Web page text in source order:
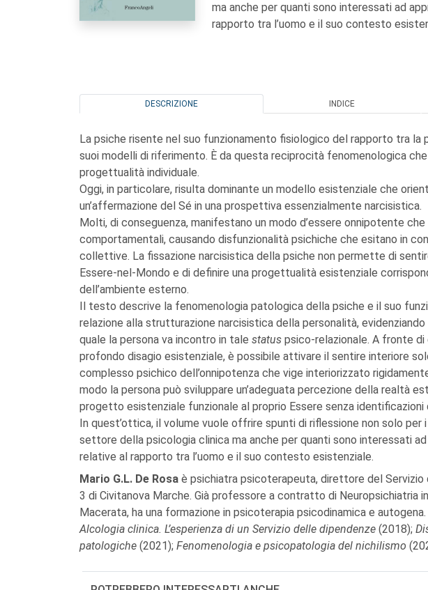
ma anche per quanti sono interessati ad
rapporto tra l’uomo e il suo contesto
DESCRIZIONE INDICE
La psiche risente nel suo funzionamento fisiologico del rapporto tra la
suoi modelli di riferimento. È da questa reciprocità fenomenologica
progettualità individuale.
Oggi, in particolare, risulta dominante un modello esistenziale che
un’affermazione del Sé in una prospettiva essenzialmente narcisistica.
Molti, di conseguenza, manifestano un modo d’essere onnipotente
comportamentali, causando disfunzionalità psichiche che esitano in
collettive. La fissazione narcisistica della psiche non permette di
Essere-nel-Mondo e di definire una progettualità esistenziale
dell’ambiente esterno.
Il testo descrive la fenomenologia patologica della psiche e il suo
relazione alla strutturazione narcisistica della personalità,
quale la persona va incontro in tale status psico-relazionale. A fronte di
profondo disagio esistenziale, è possibile attivare il sentire interiore
complesso psichico dell’onnipotenza che vige interiorizzato
modo la persona può sviluppare un’adeguata percezione della realtà
progetto esistenziale funzionale al proprio Essere senza
In quest’ottica, il volume vuole offrire spunti di riflessione non solo
settore della psicologia clinica ma anche per quanti sono interessati
relative al rapporto tra l’uomo e il suo contesto esistenziale.
Mario G.L. De Rosa è psichiatra psicoterapeuta, direttore del Servizio
3 di Civitanova Marche. Già professore a contratto di Neuropsichiatria
Macerata, ha una formazione in psicoterapia psicodinamica e
Alcologia clinica. L’esperienza di un Servizio delle dipendenze (2018);
patologiche (2021); Fenomenologia e psicopatologia del nichilismo